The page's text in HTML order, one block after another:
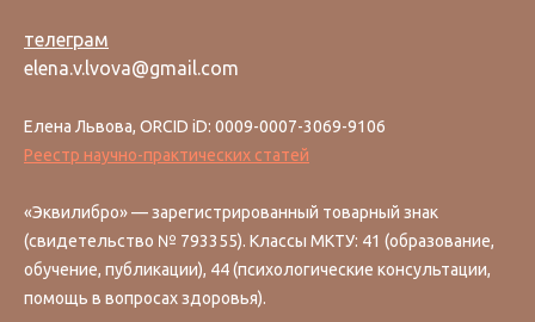
телеграм
elena.v.lvova@gmail.com
Елена Львова, ORCID iD: 0009-0007-3069-9106
Реестр научно-практических статей
«Эквилибро» — зарегистрированный товарный знак
(свидетельство № 793355). Классы МКТУ: 41 (образование,
обучение, публикации), 44 (психологические консультации,
помощь в вопросах здоровья).